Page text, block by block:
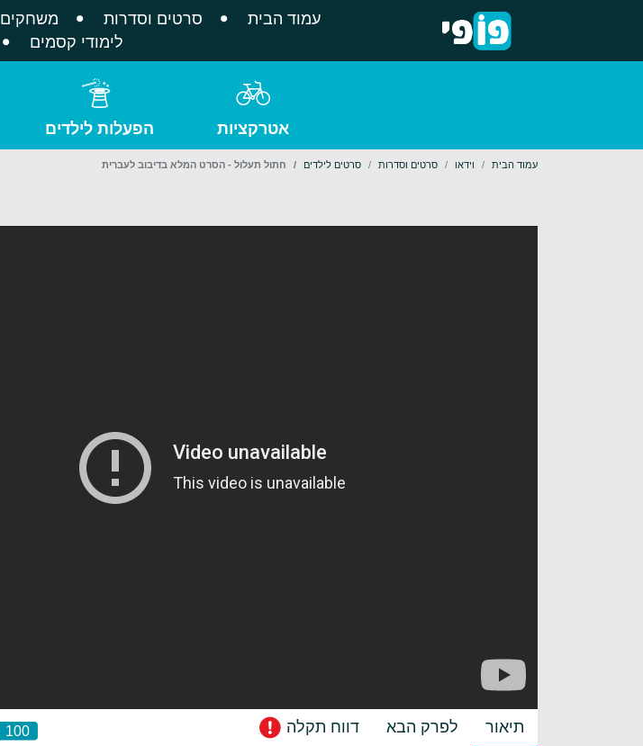
עמוד הבית סרטים וסדרות משחקים
לימודי קסמים
אטרקציות הפעלות לילדים
עמוד הבית וידאו סרטים וסדרות סרטים לילדים חתול תעלול - הסרט המלא בדיבוב לעברית
תיאור לפרק הבא דווח תקלה 100